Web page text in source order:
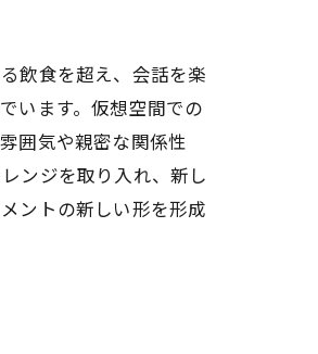
飲食を超え、会話を楽
います。仮想空間での
囲気や親密な関係性
ンジを取り入れ、新し
ントの新しい形を形成